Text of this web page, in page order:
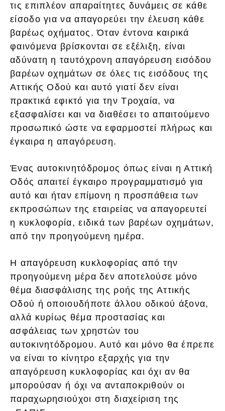
τις επιπλέον απαραίτητες δυνάμεις σε κάθε
είσοδο για να απαγορεύει την έλευση κάθε
βαρέως οχήματος. Όταν έντονα καιρικά
φαινόμενα βρίσκονται σε εξέλιξη, είναι
αδύνατη η ταυτόχρονη απαγόρευση εισόδου
βαρέων οχημάτων σε όλες τις εισόδους της
Αττικής Οδού και αυτό γιατί δεν είναι
πρακτικά εφικτό για την Τροχαία, να
εξασφαλίσει και να διαθέσει το απαιτούμενο
προσωπικό ώστε να εφαρμοστεί πλήρως και
έγκαιρα η απαγόρευση.
Ένας αυτοκινητόδρομος όπως είναι η Αττική
Οδός απαιτεί έγκαιρο προγραμματισμό για
αυτό και ήταν επίμονη η προσπάθεια των
εκπροσώπων της εταιρείας να απαγορευτεί
η κυκλοφορία, ειδικά των βαρέων οχημάτων,
από την προηγούμενη ημέρα.
Η απαγόρευση κυκλοφορίας από την
προηγούμενη μέρα δεν αποτελούσε μόνο
θέμα διασφάλισης της ροής της Αττικής
Οδού ή οποιουδήποτε άλλου οδικού άξονα,
αλλά κυρίως θέμα προστασίας και
ασφάλειας των χρηστών του
αυτοκινητόδρομου. Αυτό και μόνο θα έπρεπε
να είναι το κίνητρο εξαρχής για την
απαγόρευση κυκλοφορίας και όχι αν θα
μπορούσαν ή όχι να ανταποκριθούν οι
παραχωρησιούχοι στη διαχείριση της